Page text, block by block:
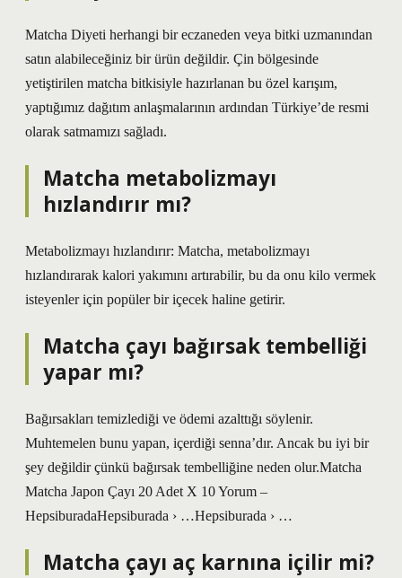
Matcha Diyeti herhangi bir eczaneden veya bitki uzmanından
satın alabileceğiniz bir ürün değildir. Çin bölgesinde
yetiştirilen matcha bitkisiyle hazırlanan bu özel karışım,
yaptığımız dağıtım anlaşmalarının ardından Türkiye’de resmi
olarak satmamızı sağladı.
Matcha metabolizmayı
hızlandırır mı?
Metabolizmayı hızlandırır: Matcha, metabolizmayı
hızlandırarak kalori yakımını artırabilir, bu da onu kilo vermek
isteyenler için popüler bir içecek haline getirir.
Matcha çayı bağırsak tembelliği
yapar mı?
Bağırsakları temizlediği ve ödemi azalttığı söylenir.
Muhtemelen bunu yapan, içerdiği senna’dır. Ancak bu iyi bir
şey değildir çünkü bağırsak tembelliğine neden olur.Matcha
Matcha Japon Çayı 20 Adet X 10 Yorum –
HepsiburadaHepsiburada › …Hepsiburada › …
Matcha çayı aç karnına içilir mi?